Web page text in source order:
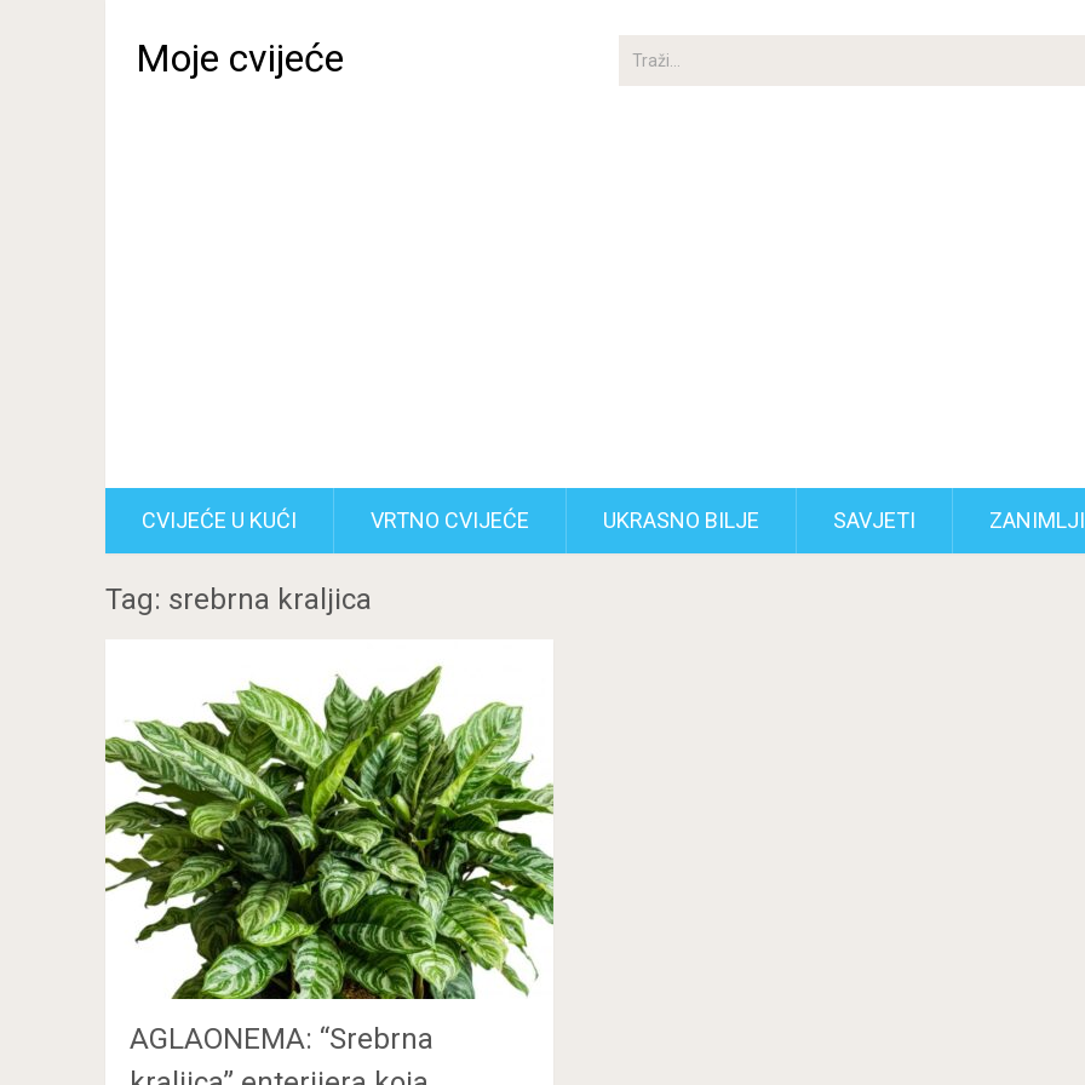
Moje cvijeće
CVIJEĆE U KUĆI VRTNO CVIJEĆE UKRASNO BILJE SAVJETI
Tag: srebrna kraljica
AGLAONEMA: “Srebrna